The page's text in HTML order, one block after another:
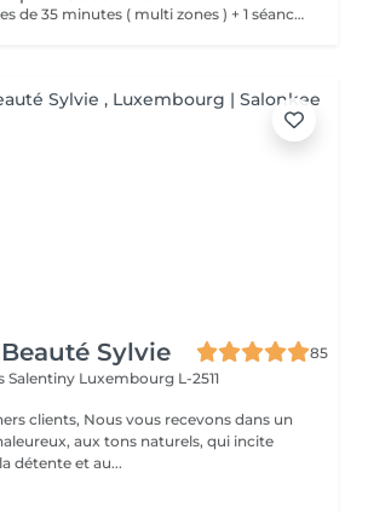
Forfait de 10 séances de 35 minutes ( multi zones ) + 1 séance offerte.
Sylvie
85
Salentiny Luxembourg L-2511
recevons dans un
aux tons naturels, qui incite
détente et au...